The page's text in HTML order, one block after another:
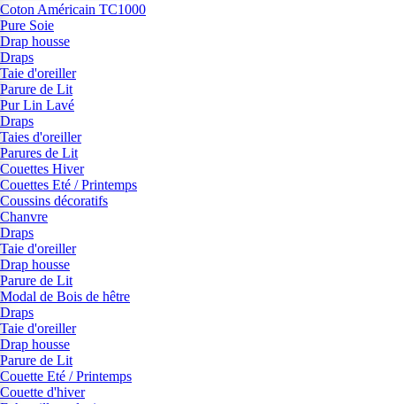
Coton Américain TC1000
Pure Soie
Drap housse
Draps
Taie d'oreiller
Parure de Lit
Pur Lin Lavé
Draps
Taies d'oreiller
Parures de Lit
Couettes Hiver
Couettes Eté / Printemps
Coussins décoratifs
Chanvre
Draps
Taie d'oreiller
Drap housse
Parure de Lit
Modal de Bois de hêtre
Draps
Taie d'oreiller
Drap housse
Parure de Lit
Couette Eté / Printemps
Couette d'hiver